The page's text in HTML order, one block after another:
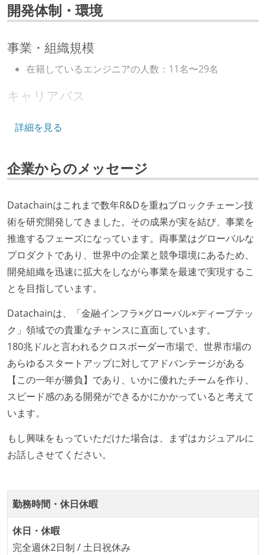
開発体制・環境
事業・組織規模
在籍しているエンジニアの人数：11名〜29名
キャリアパス
いる
など、キャリア形成を目的とした職域を超えての積極
的な異動が推奨され、実施されている
マネージャーやCTOと高頻度（月1程度）でキャリアに
ついて話す場が設けられている
年収800万円以上のエンジニアに、マネジメントの役
割を持たない人がいる
技術カルチャー
化を行う役割の人・部門が存在する
取締役（社内）または執行役員として、エンジニアリ
ング部門の人間が経営に参加している
社外から登壇を依頼・指名を受けるようなエンジニア
が在籍している
エンジニアが自発的に外部のイベントやカンファレン
スに登壇している
最新技術を追いかけるための社内勉強会が定期開催さ
れ、参加者が自主的に参加している
英語でコミュニケーションとる機会が社内にある
開発メンバーの裁量
設計・実装から運用までを同じ開発チームが担い、フ
詳細を見る
企業からのメッセージ
Datachainはこれまで数年R&Dを重ねブロックチェーン技
術を研究開発してきました。その成果が実を結び、事業を
推進するフェーズになっています。両事業はグローバルな
プロダクトであり、世界中の企業と競争環境にあるため、
開発組織を迅速に拡大をしながら事業を最速で実現するこ
とを目指しています。
Datachainは、「金融インフラ×グローバル×ディープテッ
ク」領域での貴重なチャンスに直面しています。
180兆ドルと言われるクロスボーダー市場で、世界市場の
あらゆるスタートアップに対してアドバンテージがある
【この一年が勝負】であり、いかに優れたチームを作り、
スピード感のある開発ができるかにかかっていると考えて
います。
もし興味をもっていただけた場合は、まずはカジュアルに
お話しさせてください。
勤務時間・休日休暇
休日・休暇
完全週休2日制 / 土日祝休み